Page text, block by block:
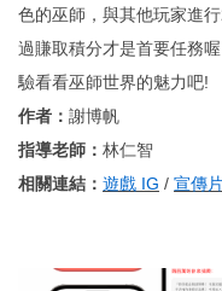
色的巫師，與其他玩家進
過賺取積分才是首要任務
驗看看巫師世界的魅力吧!
作者： 謝博帆
指導老師： 林仁智
相關連結： 遊戲 IG / 宣傳